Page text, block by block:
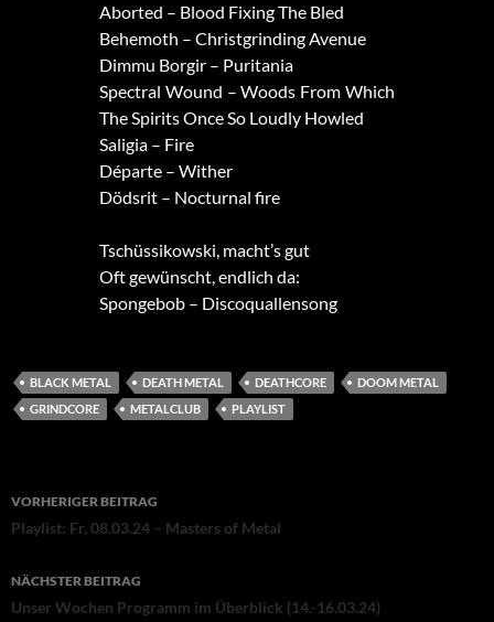
Aborted – Blood Fixing The Bled
Behemoth – Christgrinding Avenue
Dimmu Borgir – Puritania
Spectral Wound – Woods From Which
The Spirits Once So Loudly Howled
Saligia – Fire
Départe – Wither
Dödsrit – Nocturnal fire
Tschüssikowski, macht’s gut
Oft gewünscht, endlich da:
Spongebob – Discoquallensong
BLACK METAL DEATH METAL DEATHCORE
DOOM METAL
GRINDCORE
METALCLUB PLAYLIST
Beitragsnavigation
VORHERIGER BEITRAG
Playlist: Fr, 08.03.24 – Masters of Metal
NÄCHSTER BEITRAG
Unser Wochen Programm im Überblick (14.-16.03.24)